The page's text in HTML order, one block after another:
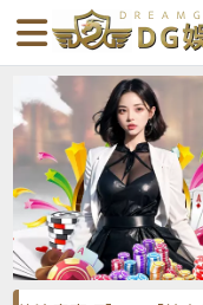
body{overflow:hidden